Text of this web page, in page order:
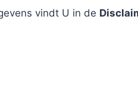
vindt U in de